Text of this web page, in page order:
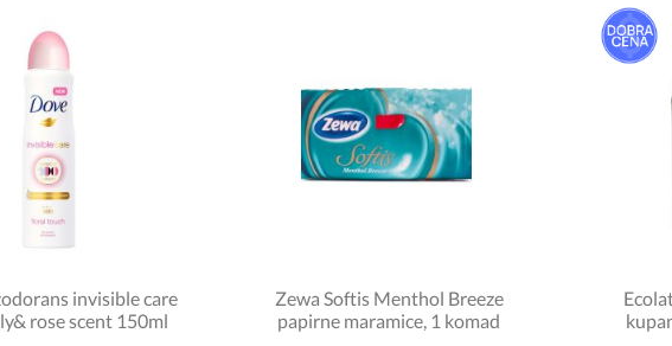
invisible care
rose scent 150ml
Zewa Softis Menthol Breeze
papirne maramice, 1 komad